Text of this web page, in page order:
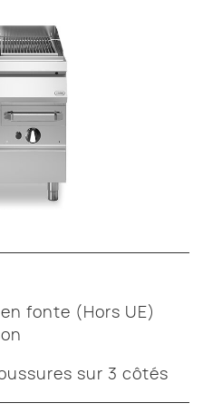
fonte (Hors UE)
sur 3 côtés